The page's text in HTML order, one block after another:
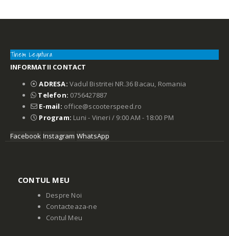
Tinem Legatura
INFORMATII CONTACT
ADRESA: Vadul Bistritei NR.36 Bacau, Romania
Telefon: 0756427887
E-mail: office@scooterspeed.ro
Program: Luni - Vineri / 9:00 AM - 18:00 PM
Facebook Instagram WhatsApp
CONTUL MEU
Despre Noi
Contacteaza-ne
Contul Meu